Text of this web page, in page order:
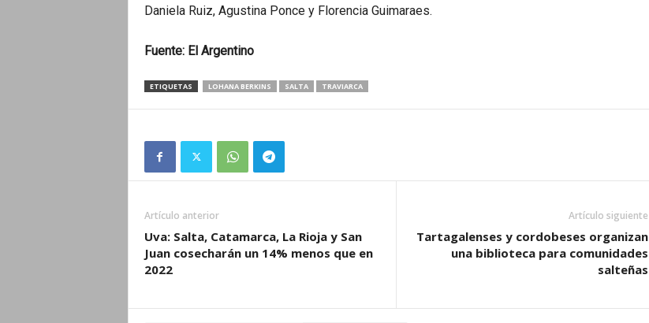
el
en
compañera
de
activismo
Diana
de
Daniela Ruiz, Agustina Ponce y Florencia Guimaraes.
Fuente: El Argentino
ETIQUETAS LOHANA BERKINS SALTA TRAVIARCA
Artículo anterior
Uva: Salta, Catamarca, La Rioja y San
Juan cosecharán un 14% menos que en
2022
Artículo siguiente
Tartagalenses y cordobeses organizan
una biblioteca para comunidades
salteñas